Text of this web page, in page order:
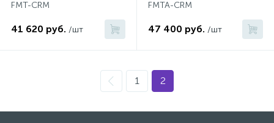
FMT-CRM
41 620 руб. /шт
FMTA-CRM
47 400 руб. /шт
1 2
Сиденья для душевых ограждений
Комплектующие для мебели